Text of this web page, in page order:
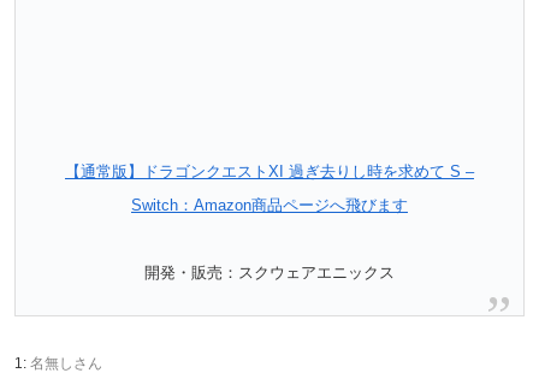
【通常版】ドラゴンクエストXI 過ぎ去りし時を求めて S –
Switch：Amazon商品ページへ飛びます
開発・販売：スクウェアエニックス
1: 名無しさん